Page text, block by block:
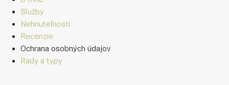
Služby
Nehnuteľnosti
Recenzie
Ochrana osobných údajov
Rady a typy